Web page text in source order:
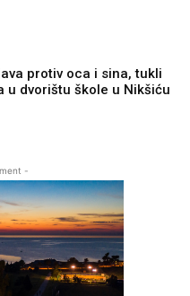
protiv oca i sina, tukli
u dvorištu škole u Nikšiću
-